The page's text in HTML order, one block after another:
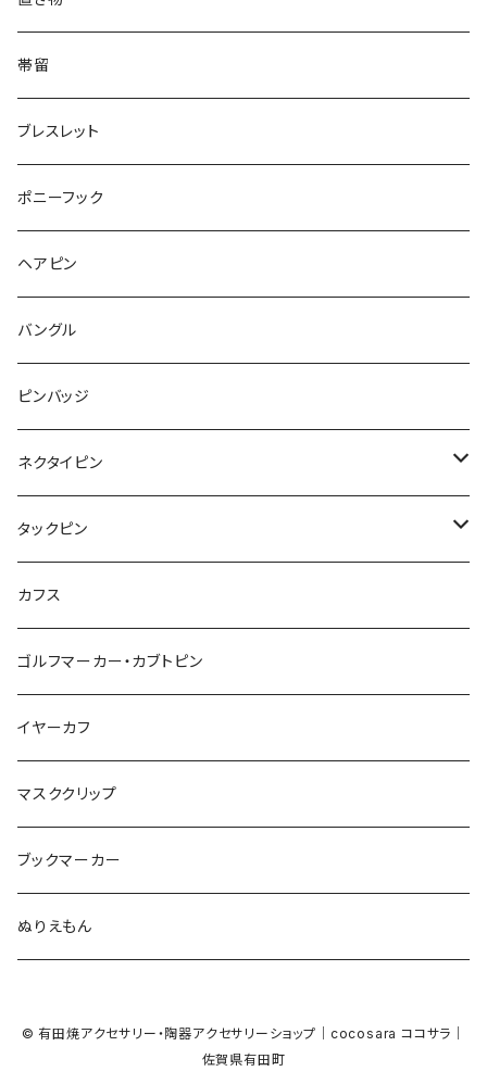
てんとう虫
pattern
こいのぼり
マーブル
カメオ
星
鳥
アルファベット
ハロウィン
Square
Bubble
Animal
マーブル
こいのぼり
てんとう虫
鳥
食品
カメラ
鳥
Triangle
食品
ハロウィン
カモフラージュ
square
天使
リボン
カメラ
パンダ
ハムスター
レッサーパンダ
ブタ
Pattern
マーメイド
雲
月
惑星
星
唐津土
lip
フルーツ
アイスクリーム
マーブル
音楽
カメオ
ハート
モザイク
パン
クジラ
くま
コアラ
羊
牛
カメ
イルカ
カエル
ラッコ
house
bag
フルーツ
さくらんぼ
レモン
てんとう虫
野菜
雲
月
惑星
星
こいのぼり
カメラ
音楽
バイオリン
カメオ
バルーン
マーメイド
メガネ
Pattern
ガラス
カメラ
リボン
ラリエット
モザイク
ハート
アルファベット
ハロウィン
紐
鳥
バルーン
マーブル
カモフラージュ
animal
lip
フルーツ
パン
ガラス
リボン
マーブル
鳥
星
アルファベット
ハロウィン
カメオ
2トーン
ハート
帯留
ブレスレット
ポニーフック
ヘアピン
バングル
ピンバッジ
ネクタイピン
結び
スクエア
タックピン
結び
カフス
ゴルフマーカー・カブトピン
イヤーカフ
マスククリップ
ブックマーカー
ぬりえもん
© 有田焼アクセサリー・陶器アクセサリーショップ｜cocosara ココサラ｜
佐賀県有田町